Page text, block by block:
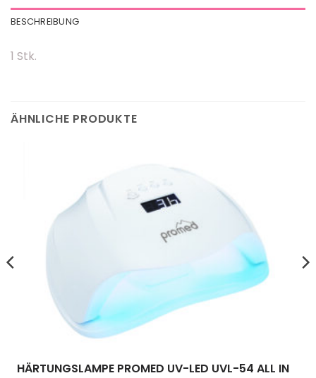
BESCHREIBUNG
1 Stk.
ÄHNLICHE PRODUKTE
HÄRTUNGSLAMPE PROMED UV-LED UVL-54 ALL IN